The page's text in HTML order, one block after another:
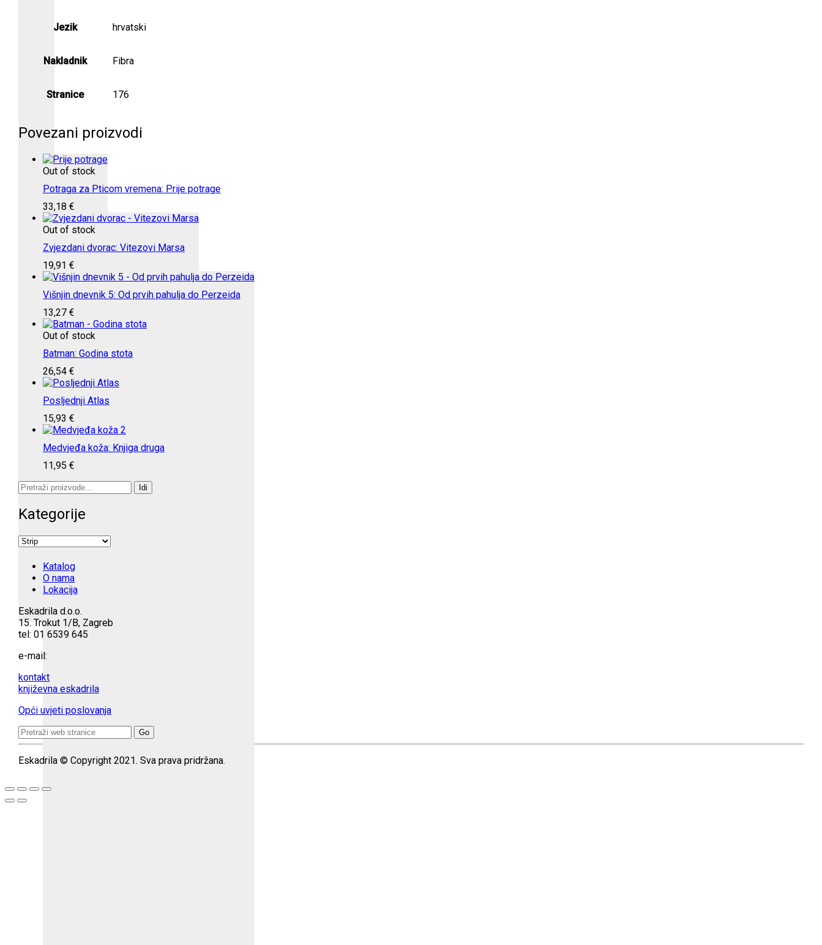
Jezik hrvatski
Nakladnik Fibra
Stranice 176
Povezani proizvodi
Out of stock
Potraga za Pticom vremena: Prije potrage
33,18 €
Out of stock
Zvjezdani dvorac: Vitezovi Marsa
19,91 €
Višnjin dnevnik 5: Od prvih pahulja do Perzeida
13,27 €
Out of stock
Batman: Godina stota
26,54 €
Posljednji Atlas
15,93 €
Medvjeđa koža: Knjiga druga
11,95 €
Pretraži:
Idi
Kategorije
Katalog
O nama
Lokacija
Eskadrila d.o.o.
15. Trokut 1/B, Zagreb
tel: 01 6539 645
e-mail:
kontakt
književna eskadrila
Opći uvjeti poslovanja
Search
for:
Eskadrila © Copyright 2021. Sva prava pridržana.